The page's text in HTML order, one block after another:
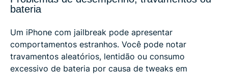
bateria
Um iPhone com jailbreak pode apresentar
comportamentos estranhos. Você pode notar
travamentos aleatórios, lentidão ou consumo
excessivo de bateria por causa de tweaks em